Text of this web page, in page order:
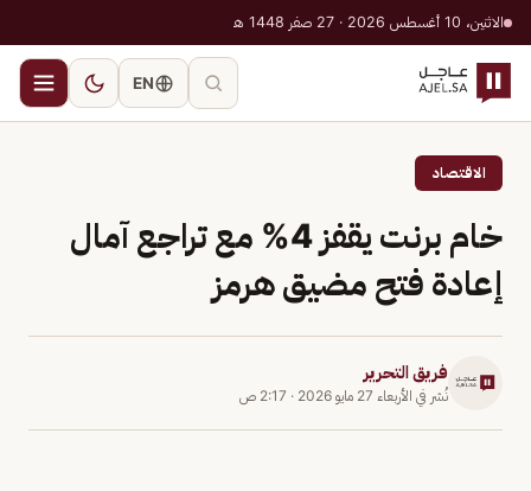
الاثنين، 10 أغسطس 2026 · 27 صفر 1448 هـ
EN
الاقتصاد
خام برنت يقفز 4% مع تراجع آمال
إعادة فتح مضيق هرمز
فريق التحرير
نُشر في الأربعاء 27 مايو 2026 · 2:17 ص